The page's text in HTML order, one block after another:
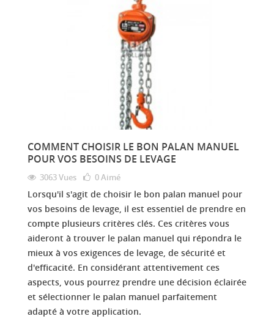
COMMENT CHOISIR LE BON PALAN MANUEL
POUR VOS BESOINS DE LEVAGE
3063 Vues 0Aimé
Lorsqu'il s'agit de choisir le bon palan manuel pour
vos besoins de levage, il est essentiel de prendre en
compte plusieurs critères clés. Ces critères vous
aideront à trouver le palan manuel qui répondra le
mieux à vos exigences de levage, de sécurité et
d'efficacité. En considérant attentivement ces
aspects, vous pourrez prendre une décision éclairée
et sélectionner le palan manuel parfaitement
adapté à votre application.